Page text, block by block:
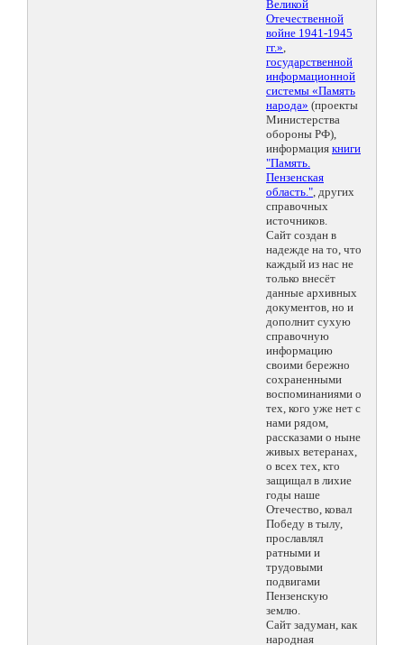
Великой
Отечественной
войне 1941-1945
гг.»,
государственной
информационной
системы «Память
народа» (проекты
Министерства
обороны РФ),
информация книги
"Память.
Пензенская
область.", других
справочных
источников.
Сайт создан в
надежде на то, что
каждый из нас не
только внесёт
данные архивных
документов, но и
дополнит сухую
справочную
информацию
своими бережно
сохраненными
воспоминаниями о
тех, кого уже нет с
нами рядом,
рассказами о ныне
живых ветеранах,
о всех тех, кто
защищал в лихие
годы наше
Отечество, ковал
Победу в тылу,
прославлял
ратными и
трудовыми
подвигами
Пензенскую
землю.
Сайт задуман, как
народная